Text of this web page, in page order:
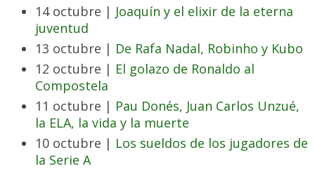
14 octubre | Joaquín y el elixir de la eterna
juventud
13 octubre | De Rafa Nadal, Robinho y Kubo
12 octubre | El golazo de Ronaldo al
Compostela
11 octubre | Pau Donés, Juan Carlos Unzué,
la ELA, la vida y la muerte
10 octubre | Los sueldos de los jugadores de
la Serie A